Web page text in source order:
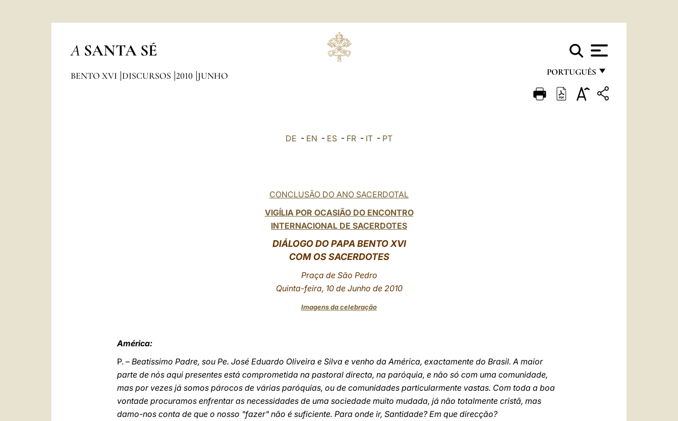
A SANTA SÉ
PORTUGUÊS
FRANÇAIS
BENTO XVI DISCURSOS 2010 JUNHO
DE - EN - ES - FR - IT - PT
CONCLUSÃO DO ANO SACERDOTAL
VIGÍLIA POR OCASIÃO DO ENCONTRO
INTERNACIONAL DE SACERDOTES
DIÁLOGO DO PAPA BENTOXVI
COM OS SACERDOTES
Praça de São Pedro
Quinta-feira, 10 de Junho de 2010
Imagens da celebração
América:
P. – Beatíssimo Padre, sou Pe. José Eduardo Oliveira e Silva e venho da América, exactamente do Brasil. A maior
parte de nós aqui presentes está comprometida na pastoral directa, na paróquia, e não só com uma comunidade,
mas por vezes já somos párocos de várias paróquias, ou de comunidades particularmente vastas. Com toda a boa
vontade procuramos enfrentar as necessidades de uma sociedade muito mudada, já não totalmente cristã, mas
damo-nos conta de que o nosso "fazer" não é suficiente. Para onde ir, Santidade? Em que direcção?